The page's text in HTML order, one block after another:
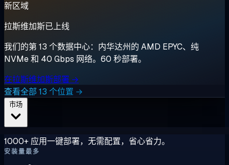
新区域
拉斯维加斯已上线
我们的第 13 个数据中心：内华达州的 AMD EPYC、纯
NVMe 和 40 Gbps 网络。60 秒部署。
在拉斯维加斯部署 →
查看全部 13 个位置 →
1000+ 应用一键部署，无需配置，省心省力。
安装量最多